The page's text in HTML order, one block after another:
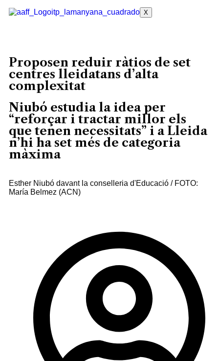
X
Proposen reduir ràtios de set
centres lleidatans d’alta
complexitat
Niubó estudia la idea per
“reforçar i tractar millor els
que tenen necessitats” i a Lleida
n’hi ha set més de categoria
màxima
Esther Niubó davant la conselleria d'Educació / FOTO:
María Belmez (ACN)